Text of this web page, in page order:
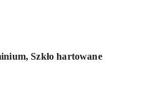
Szkło hartowane